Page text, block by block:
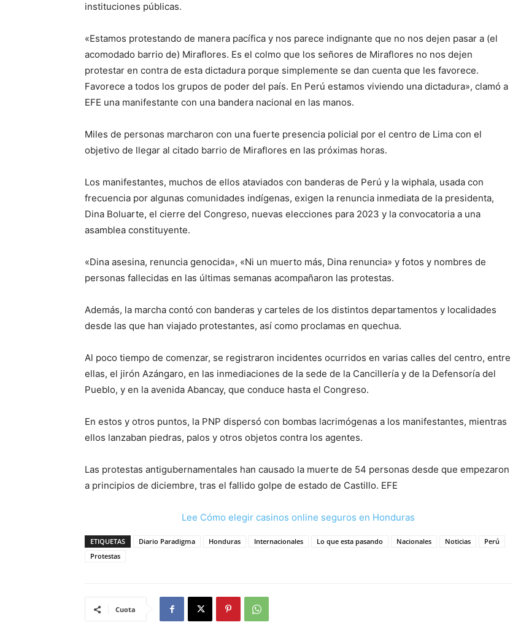
instituciones públicas.
«Estamos protestando de manera pacífica y nos parece indignante que no nos dejen pasar a (el
acomodado barrio de) Miraflores. Es el colmo que los señores de Miraflores no nos dejen
protestar en contra de esta dictadura porque simplemente se dan cuenta que les favorece.
Favorece a todos los grupos de poder del país. En Perú estamos viviendo una dictadura», clamó a
EFE una manifestante con una bandera nacional en las manos.
Miles de personas marcharon con una fuerte presencia policial por el centro de Lima con el
objetivo de llegar al citado barrio de Miraflores en las próximas horas.
Los manifestantes, muchos de ellos ataviados con banderas de Perú y la wiphala, usada con
frecuencia por algunas comunidades indígenas, exigen la renuncia inmediata de la presidenta,
Dina Boluarte, el cierre del Congreso, nuevas elecciones para 2023 y la convocatoria a una
asamblea constituyente.
«Dina asesina, renuncia genocida», «Ni un muerto más, Dina renuncia» y fotos y nombres de
personas fallecidas en las últimas semanas acompañaron las protestas.
Además, la marcha contó con banderas y carteles de los distintos departamentos y localidades
desde las que han viajado protestantes, así como proclamas en quechua.
Al poco tiempo de comenzar, se registraron incidentes ocurridos en varias calles del centro, entre
ellas, el jirón Azángaro, en las inmediaciones de la sede de la Cancillería y de la Defensoría del
Pueblo, y en la avenida Abancay, que conduce hasta el Congreso.
En estos y otros puntos, la PNP dispersó con bombas lacrimógenas a los manifestantes, mientras
ellos lanzaban piedras, palos y otros objetos contra los agentes.
Las protestas antigubernamentales han causado la muerte de 54 personas desde que empezaron
a principios de diciembre, tras el fallido golpe de estado de Castillo. EFE
Lee Cómo elegir casinos online seguros en Honduras
ETIQUETAS Diario Paradigma Honduras Internacionales Lo que esta pasando Nacionales Noticias
Perú
Protestas
Cuota